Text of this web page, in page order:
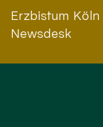
Erzbistum Köln
Newsdesk